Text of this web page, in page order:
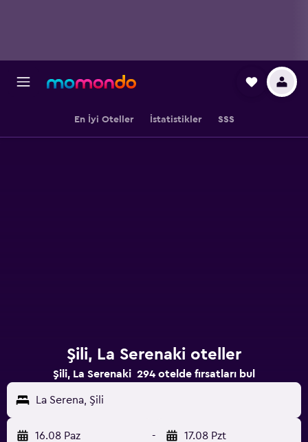
En İyi Oteller İstatistikler SSS
Şili, La Serenaki oteller
Şili, La Serenaki 294 otelde fırsatları bul
La Serena, Şili
16.08 Paz - 17.08 Pzt